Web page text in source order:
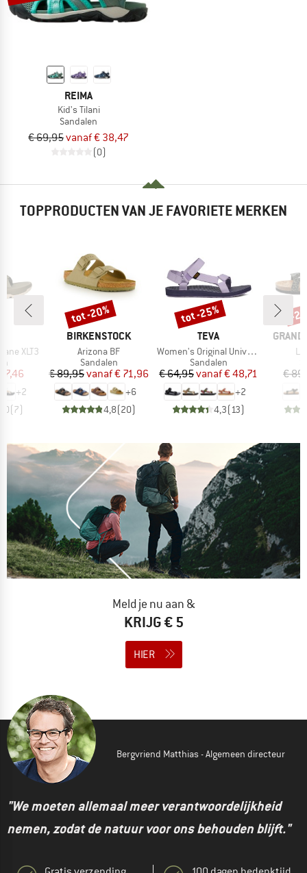
REIMA
Kid's Tilani
Sandalen
€ 69,95vanaf € 38,47
(0)
TOPPRODUCTEN VAN JE FAVORIETE MERKEN
XLT3
prijs
+2
(7)
MERK
BIRKENSTOCK
Artikel
Arizona BF
Productgroep
Sandalen
Prijs
€ 89,95 Verlaagde prijs
vanaf€ 71,96
+6
4,8(20)
Korting
tot -20%
MERK
TEVA
Artikel
Women's Original Universal
Productgroep
Sandalen
Prijs
€ 64,95 Verlaagde prijs
vanaf€ 48,71
+2
4,3(13)
Korting
tot -25%
MERK
€
-
Meld je nu aan &
KRIJG € 5
HIER
Bergvriend Matthias - Algemeen directeur
"We moeten allemaal meer verantwoordelijkheid
nemen, zodat de natuur voor ons behouden blijft."